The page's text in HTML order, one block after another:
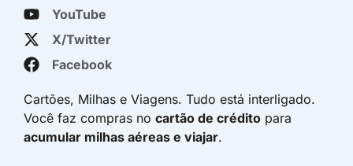
YouTube
X/Twitter
Facebook
Cartões, Milhas e Viagens. Tudo está interligado.
Você faz compras no cartão de crédito para
acumular milhas aéreas e viajar.